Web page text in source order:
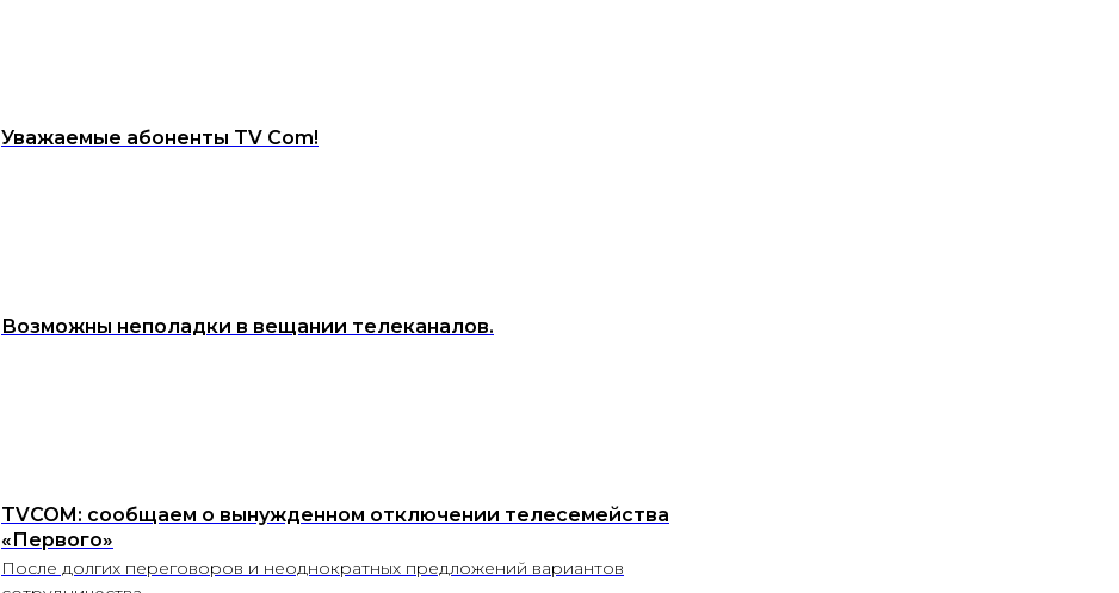
Уважаемые абоненты TV Com!
Возможны неполадки в вещании телеканалов.
TVCOM: сообщаем о вынужденном отключении телесемейства
«Первого»
После долгих переговоров и неоднократных предложений вариантов